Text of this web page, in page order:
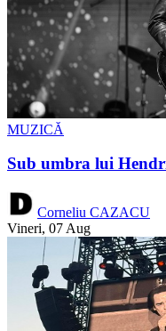
MUZICĂ
Sub umbra lui
Corneliu CAZACU
Vineri, 07 Aug